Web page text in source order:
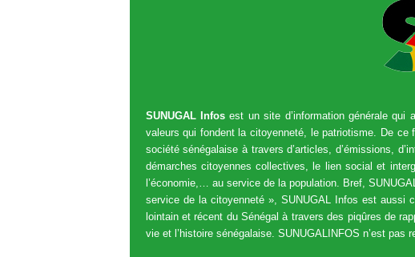
SUNUGAL Infosest un site d’information générale qui
valeurs qui fondent la citoyenneté, le patriotisme. De
société sénégalaise à travers d’articles, d’émissions,
démarches citoyennes collectives, le lien social et
l’économie,… au service de la population. Bref,
service de la citoyenneté », SUNUGAL Infos est aussi
lointain et récent du Sénégal à travers des piqûres de
vie et l’histoire sénégalaise. SUNUGALINFOS n’est pas